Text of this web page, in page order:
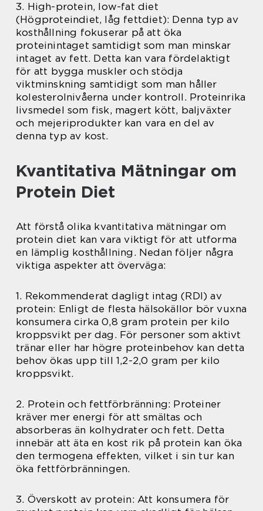
3. High-protein, low-fat diet
(Högproteindiet, låg fettdiet): Denna typ av
kosthållning fokuserar på att öka
proteinintaget samtidigt som man minskar
intaget av fett. Detta kan vara fördelaktigt
för att bygga muskler och stödja
viktminskning samtidigt som man håller
kolesterolnivåerna under kontroll. Proteinrika
livsmedel som fisk, magert kött, baljväxter
och mejeriprodukter kan vara en del av
denna typ av kost.
Kvantitativa Mätningar om
Protein Diet
Att förstå olika kvantitativa mätningar om
protein diet kan vara viktigt för att utforma
en lämplig kosthållning. Nedan följer några
viktiga aspekter att överväga:
1. Rekommenderat dagligt intag (RDI) av
protein: Enligt de flesta hälsokällor bör vuxna
konsumera cirka 0,8 gram protein per kilo
kroppsvikt per dag. För personer som aktivt
tränar eller har högre proteinbehov kan detta
behov ökas upp till 1,2-2,0 gram per kilo
kroppsvikt.
2. Protein och fettförbränning: Proteiner
kräver mer energi för att smältas och
absorberas än kolhydrater och fett. Detta
innebär att äta en kost rik på protein kan öka
den termogena effekten, vilket i sin tur kan
öka fettförbränningen.
3. Överskott av protein: Att konsumera för